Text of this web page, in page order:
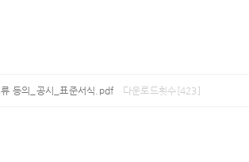
등의_공시_표준서식.pdf 다운로드횟수[423]